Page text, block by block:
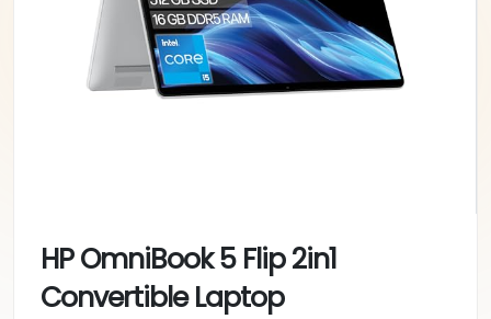
HP OmniBook 5 Flip 2in1
Convertible Laptop